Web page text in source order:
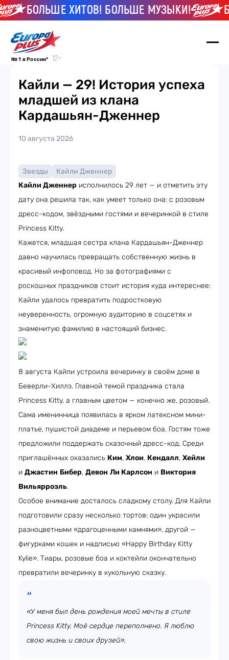
БОЛЬШЕ ХИТОВ! БОЛЬШЕ МУЗЫКИ!
№ 1 в России*
Кайли — 29! История успеха
младшей из клана
Кардашьян-Дженнер
10 августа 2026
Звезды
Кайли Дженнер
Кайли Дженнер исполнилось 29 лет — и отметить эту
дату она решила так, как умеет только она: с розовым
дресс-кодом, звёздными гостями и вечеринкой в стиле
Princess Kitty.
Кажется, младшая сестра клана Кардашьян-Дженнер
давно научилась превращать собственную жизнь в
красивый инфоповод. Но за фотографиями с
роскошных праздников стоит история куда интереснее:
Кайли удалось превратить подростковую
неуверенность, огромную аудиторию в соцсетях и
знаменитую фамилию в настоящий бизнес.
8 августа Кайли устроила вечеринку в своём доме в
Беверли-Хиллз. Главной темой праздника стала
Princess Kitty, а главным цветом — конечно же, розовый.
Сама именинница появилась в ярком латексном мини-
платье, пушистой диадеме и перьевом боа. Гостям тоже
предложили поддержать сказочный дресс-код. Среди
приглашённых оказались Ким, Хлои, Кендалл, Хейли
и Джастин Бибер, Девон Ли Карлсон и Виктория
Вильярроэль.
Особое внимание досталось сладкому столу. Для Кайли
подготовили сразу несколько тортов: один украсили
разноцветными «драгоценными камнями», другой —
фигурками кошек и надписью «Happy Birthday Kitty
Kylie». Тиары, розовые боа и коктейли окончательно
превратили вечеринку в кукольную сказку.
«У меня был день рождения моей мечты в стиле
Princess Kitty. Моё сердце переполнено. Я люблю
свою жизнь и своих друзей»,